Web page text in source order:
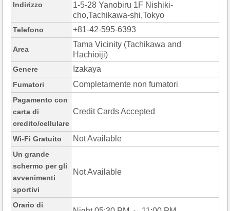
Indirizzo
1-5-28 Yanobiru 1F Nishiki-
cho,Tachikawa-shi,Tokyo
Telefono +81-42-595-6393
Area
Tama Vicinity (Tachikawa and
Hachioiji)
Genere Izakaya
Fumatori Completamente non fumatori
Pagamento con
carta di
credito/cellulare
Credit Cards Accepted
Wi-Fi Gratuito Not Available
Un grande
schermo per gli
avvenimenti
sportivi
Not Available
Orario di